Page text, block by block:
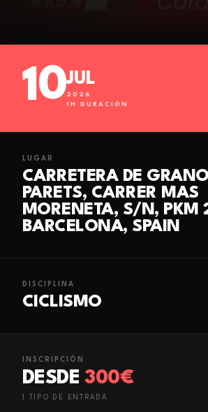
10JUL
2026
1H DURACIÓN
LUGAR
CARRETERA DE
PARETS, CARRER MAS
MORENETA, S/N, PKM
BARCELONA, SPAIN
DISCIPLINA
CICLISMO
INSCRIPCIÓN
DESDE 300€
1 TIPO DE ENTRADA